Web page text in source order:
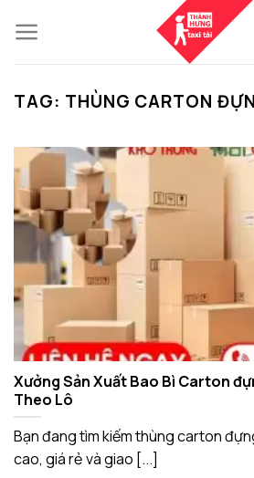
to
content
TAG: THÙNG CARTON
Xưởng Sản Xuất Bao Bì Carton
Theo Lô
Bạn đang tìm kiếm thùng carton
cao, giá rẻ và giao [...]